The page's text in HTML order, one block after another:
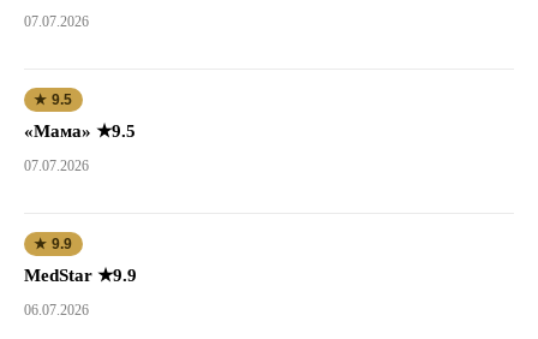
07.07.2026
★ 9.5
«Мама» ★9.5
07.07.2026
★ 9.9
MedStar ★9.9
06.07.2026